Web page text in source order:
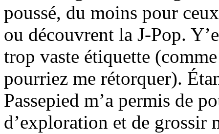
poussé, du moins pour
ou découvrent la J-Pop.
trop vaste étiquette
pourriez me rétorquer).
Passepied m’a permis de
d’exploration et de grossir